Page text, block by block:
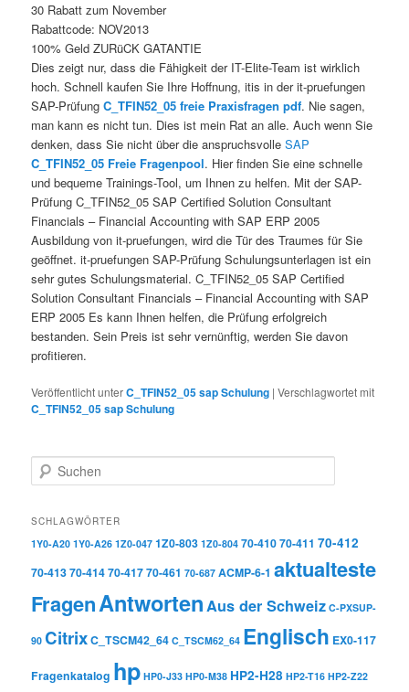
30 Rabatt zum November
Rabattcode: NOV2013
100% Geld ZURüCK GATANTIE
Dies zeigt nur, dass die Fähigkeit der IT-Elite-Team ist wirklich
hoch. Schnell kaufen Sie Ihre Hoffnung, itis in der it-pruefungen
SAP-PrüfungC_TFIN52_05 freie Praxisfragen pdf. Nie sagen,
man kann es nicht tun. Dies ist mein Rat an alle. Auch wenn Sie
denken, dass Sie nicht über die anspruchsvolleSAP
C_TFIN52_05 Freie Fragenpool. Hier finden Sie eine schnelle
und bequeme Trainings-Tool, um Ihnen zu helfen. Mit der SAP-
Prüfung C_TFIN52_05 SAP Certified Solution Consultant
Financials – Financial Accounting with SAP ERP 2005
Ausbildung von it-pruefungen, wird die Tür des Traumes für Sie
geöffnet. it-pruefungen SAP-Prüfung Schulungsunterlagen ist ein
sehr gutes Schulungsmaterial. C_TFIN52_05 SAP Certified
Solution Consultant Financials – Financial Accounting with SAP
ERP 2005 Es kann Ihnen helfen, die Prüfung erfolgreich
bestanden. Sein Preis ist sehr vernünftig, werden Sie davon
profitieren.
Veröffentlicht unterC_TFIN52_05 sap Schulung |Verschlagwortet mit
C_TFIN52_05 sap Schulung
Suchen
SCHLAGWÖRTER
1Y0-A20 1Y0-A26 1Z0-047 1Z0-803 1Z0-804 70-41070-411 70-412
70-41370-41470-41770-461 70-687 ACMP-6-1 aktualteste
FragenAntwortenAus der Schweiz C-PXSUP-
90 CitrixC_TSCM42_64 C_TSCM62_64 Englisch EX0-117
Fragenkatalog hp HP0-J33 HP0-M38 HP2-H28 HP2-T16 HP2-Z22